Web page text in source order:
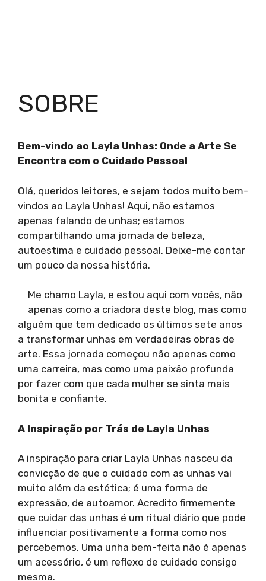
SOBRE
Bem-vindo ao Layla Unhas: Onde a Arte Se
Encontra com o Cuidado Pessoal
Olá, queridos leitores, e sejam todos muito bem-
vindos ao Layla Unhas! Aqui, não estamos
apenas falando de unhas; estamos
compartilhando uma jornada de beleza,
autoestima e cuidado pessoal. Deixe-me contar
um pouco da nossa história.
Me chamo Layla, e estou aqui com vocês, não
apenas como a criadora deste blog, mas como
alguém que tem dedicado os últimos sete anos
a transformar unhas em verdadeiras obras de
arte. Essa jornada começou não apenas como
uma carreira, mas como uma paixão profunda
por fazer com que cada mulher se sinta mais
bonita e confiante.
A Inspiração por Trás de Layla Unhas
A inspiração para criar Layla Unhas nasceu da
convicção de que o cuidado com as unhas vai
muito além da estética; é uma forma de
expressão, de autoamor. Acredito firmemente
que cuidar das unhas é um ritual diário que pode
influenciar positivamente a forma como nos
percebemos. Uma unha bem-feita não é apenas
um acessório, é um reflexo de cuidado consigo
mesma.